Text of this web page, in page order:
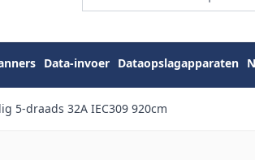
Data-invoer Dataopslagapparaten
5-draads 32A IEC309 920cm